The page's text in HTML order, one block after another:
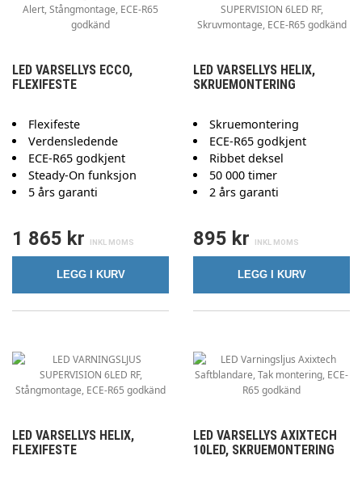
LED VARSELLYS ECCO,
FLEXIFESTE
Flexifeste
Verdensledende
ECE-R65 godkjent
Steady-On funksjon
5 års garanti
1 865 kr
LEGG I KURV
LED VARSELLYS HELIX,
SKRUEMONTERING
Skruemontering
ECE-R65 godkjent
Ribbet deksel
50 000 timer
2 års garanti
895 kr
LEGG I KURV
LED VARSELLYS HELIX,
FLEXIFESTE
LED VARSELLYS AXIXTECH
10LED, SKRUEMONTERING